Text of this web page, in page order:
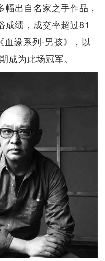
幅出自名家之手作品，
成绩，成交率超过81
缘系列-男孩》，以
成为此场冠军。